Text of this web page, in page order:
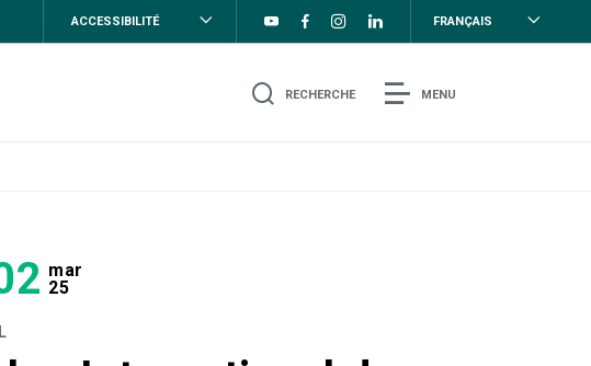
ACCESSIBILITÉ FRANÇAIS
RECHERCHE MENU
mar
25